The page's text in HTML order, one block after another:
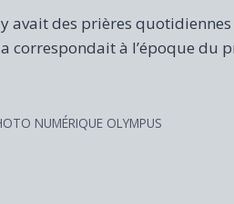
avait des prières
correspondait à l’époque du
NUMÉRIQUE OLYMPUS